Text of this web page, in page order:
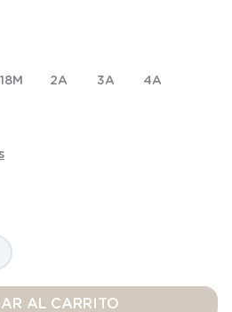
18M 2A 3A 4A
AL CARRITO